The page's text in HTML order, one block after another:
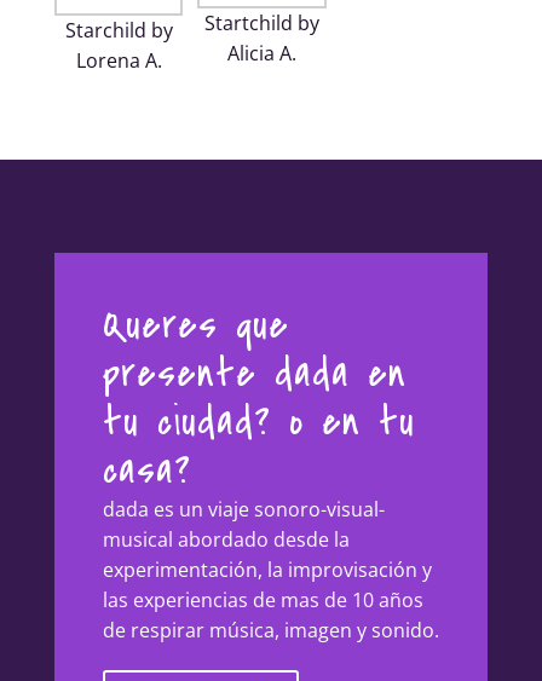
Starchild by
Lorena A.
Startchild by
Alicia A.
Queres que
presente dada en
tu ciudad? o en tu
casa?
dada es un viaje sonoro-visual-
musical abordado desde la
experimentación, la improvisación y
las experiencias de mas de 10 años
de respirar música, imagen y sonido.